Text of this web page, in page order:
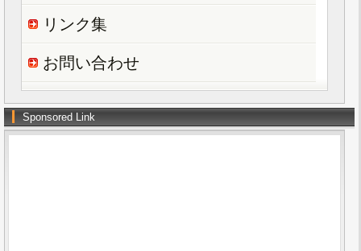
リンク集
お問い合わせ
Sponsored Link